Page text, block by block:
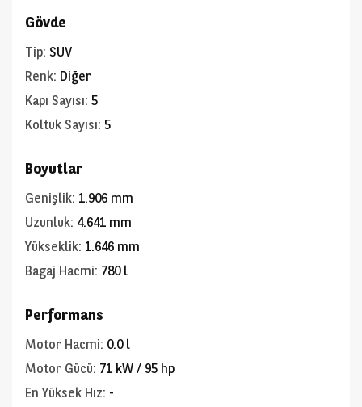
Gövde
Tip: SUV
Renk: Diğer
Kapı Sayısı: 5
Koltuk Sayısı: 5
Boyutlar
Genişlik: 1.906 mm
Uzunluk: 4.641 mm
Yükseklik: 1.646 mm
Bagaj Hacmi: 780 l
Performans
Motor Hacmi: 0.0 l
Motor Gücü: 71 kW / 95 hp
En Yüksek Hız: -